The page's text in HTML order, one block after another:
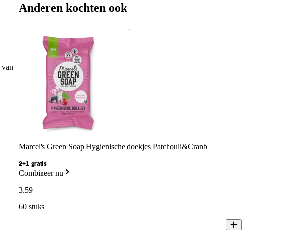
van
Anderen kochten ook
Marcel's Green Soap Hygienische doekjes Patchouli&Cranb
2+1 gratis
Combineer nu
3.59
60 stuks